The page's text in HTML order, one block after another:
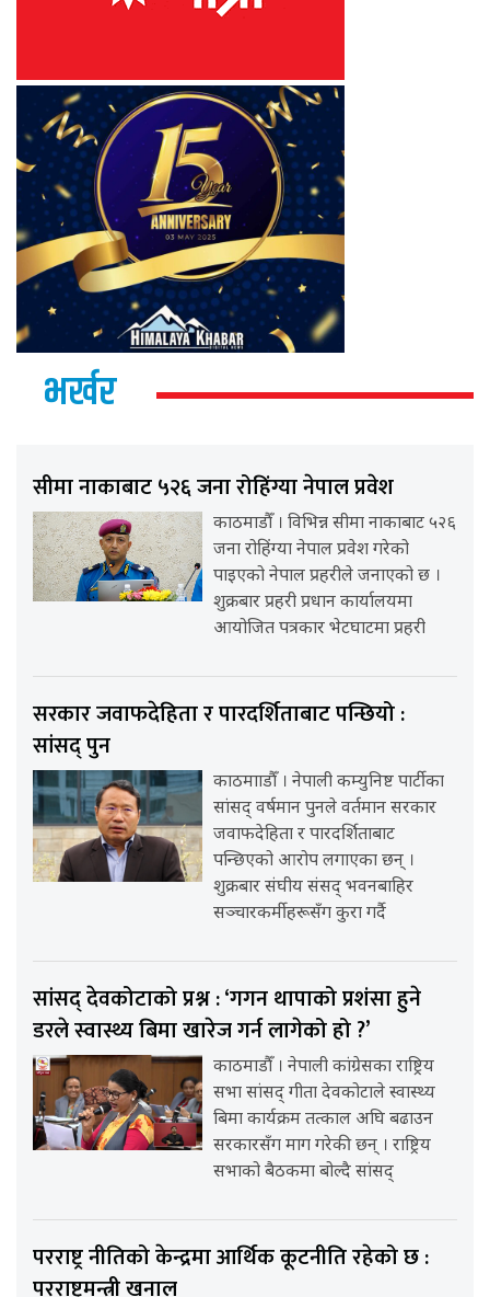
भर्खर
सीमा नाकाबाट ५२६ जना रोहिंग्या नेपाल प्रवेश
काठमाडौँ । विभिन्न सीमा नाकाबाट ५२६
जना रोहिंग्या नेपाल प्रवेश गरेको
पाइएको नेपाल प्रहरीले जनाएको छ ।
शुक्रबार प्रहरी प्रधान कार्यालयमा
आयोजित पत्रकार भेटघाटमा प्रहरी
सरकार जवाफदेहिता र पारदर्शिताबाट पन्छियो :
सांसद् पुन
काठमााडौँ । नेपाली कम्युनिष्ट पार्टीका
सांसद् वर्षमान पुनले वर्तमान सरकार
जवाफदेहिता र पारदर्शिताबाट
पन्छिएको आरोप लगाएका छन् ।
शुक्रबार संघीय संसद् भवनबाहिर
सञ्चारकर्मीहरूसँग कुरा गर्दै
सांसद् देवकोटाको प्रश्न : ‘गगन थापाको प्रशंसा हुने
डरले स्वास्थ्य बिमा खारेज गर्न लागेको हो ?’
काठमाडौँ । नेपाली कांग्रेसका राष्ट्रिय
सभा सांसद् गीता देवकोटाले स्वास्थ्य
बिमा कार्यक्रम तत्काल अघि बढाउन
सरकारसँग माग गरेकी छन् । राष्ट्रिय
सभाको बैठकमा बोल्दै सांसद्
परराष्ट्र नीतिको केन्द्रमा आर्थिक कूटनीति रहेको छ :
परराष्ट्रमन्त्री खनाल